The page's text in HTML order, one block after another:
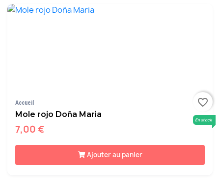
Accueil
Mole rojo Doña Maria
7,00 €
En stock
Ajouter au panier
favorite_border